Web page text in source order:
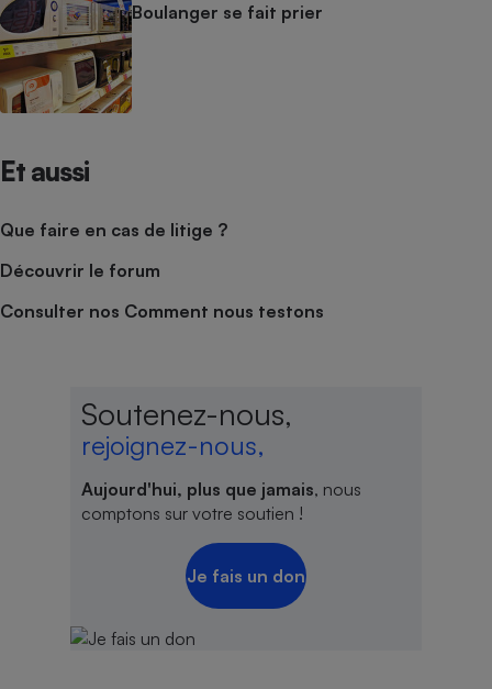
Boulanger se fait prier
Et aussi
Que faire en cas de litige ?
Découvrir le forum
Consulter nos Comment nous testons
Soutenez-nous,
rejoignez-nous,
Aujourd'hui, plus que jamais, nous
comptons sur votre soutien !
Je fais un don